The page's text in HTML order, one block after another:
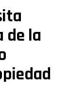
de la